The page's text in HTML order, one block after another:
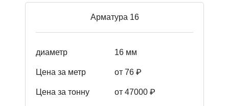
Арматура 16
диаметр 16 мм
Цена за метр от 76 ₽
Цена за тонну от 47000 ₽